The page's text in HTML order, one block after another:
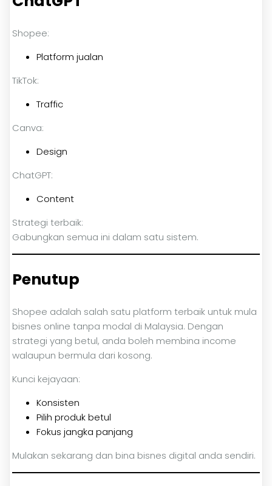
Shopee:
Platform jualan
TikTok:
Traffic
Canva:
Design
ChatGPT:
Content
Strategi terbaik:
Gabungkan semua ini dalam satu sistem.
Penutup
Shopee adalah salah satu platform terbaik untuk mula
bisnes online tanpa modal di Malaysia. Dengan
strategi yang betul, anda boleh membina income
walaupun bermula dari kosong.
Kunci kejayaan:
Konsisten
Pilih produk betul
Fokus jangka panjang
Mulakan sekarang dan bina bisnes digital anda sendiri.